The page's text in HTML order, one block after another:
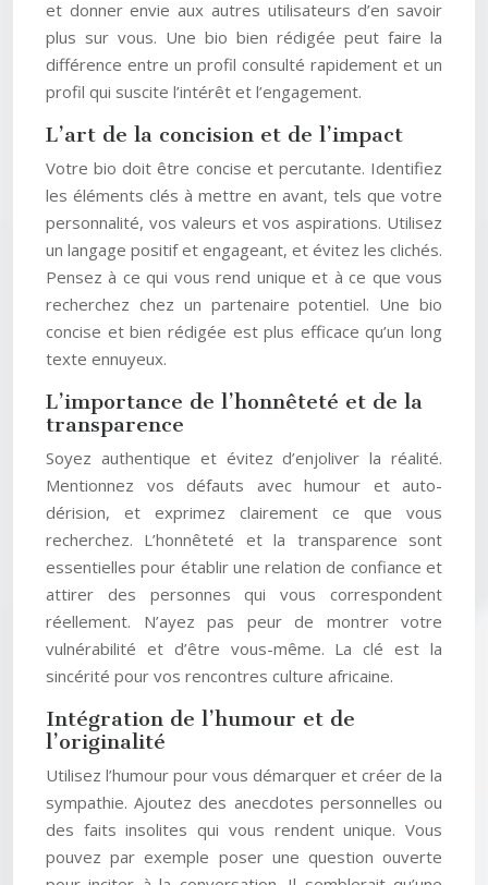
et donner envie aux autres utilisateurs d’en savoir
plus sur vous. Une bio bien rédigée peut faire la
différence entre un profil consulté rapidement et un
profil qui suscite l’intérêt et l’engagement.
L’art de la concision et de l’impact
Votre bio doit être concise et percutante. Identifiez
les éléments clés à mettre en avant, tels que votre
personnalité, vos valeurs et vos aspirations. Utilisez
un langage positif et engageant, et évitez les clichés.
Pensez à ce qui vous rend unique et à ce que vous
recherchez chez un partenaire potentiel. Une bio
concise et bien rédigée est plus efficace qu’un long
texte ennuyeux.
L’importance de l’honnêteté et de la
transparence
Soyez authentique et évitez d’enjoliver la réalité.
Mentionnez vos défauts avec humour et auto-
dérision, et exprimez clairement ce que vous
recherchez. L’honnêteté et la transparence sont
essentielles pour établir une relation de confiance et
attirer des personnes qui vous correspondent
réellement. N’ayez pas peur de montrer votre
vulnérabilité et d’être vous-même. La clé est la
sincérité pour vos rencontres culture africaine.
Intégration de l’humour et de
l’originalité
Utilisez l’humour pour vous démarquer et créer de la
sympathie. Ajoutez des anecdotes personnelles ou
des faits insolites qui vous rendent unique. Vous
pouvez par exemple poser une question ouverte